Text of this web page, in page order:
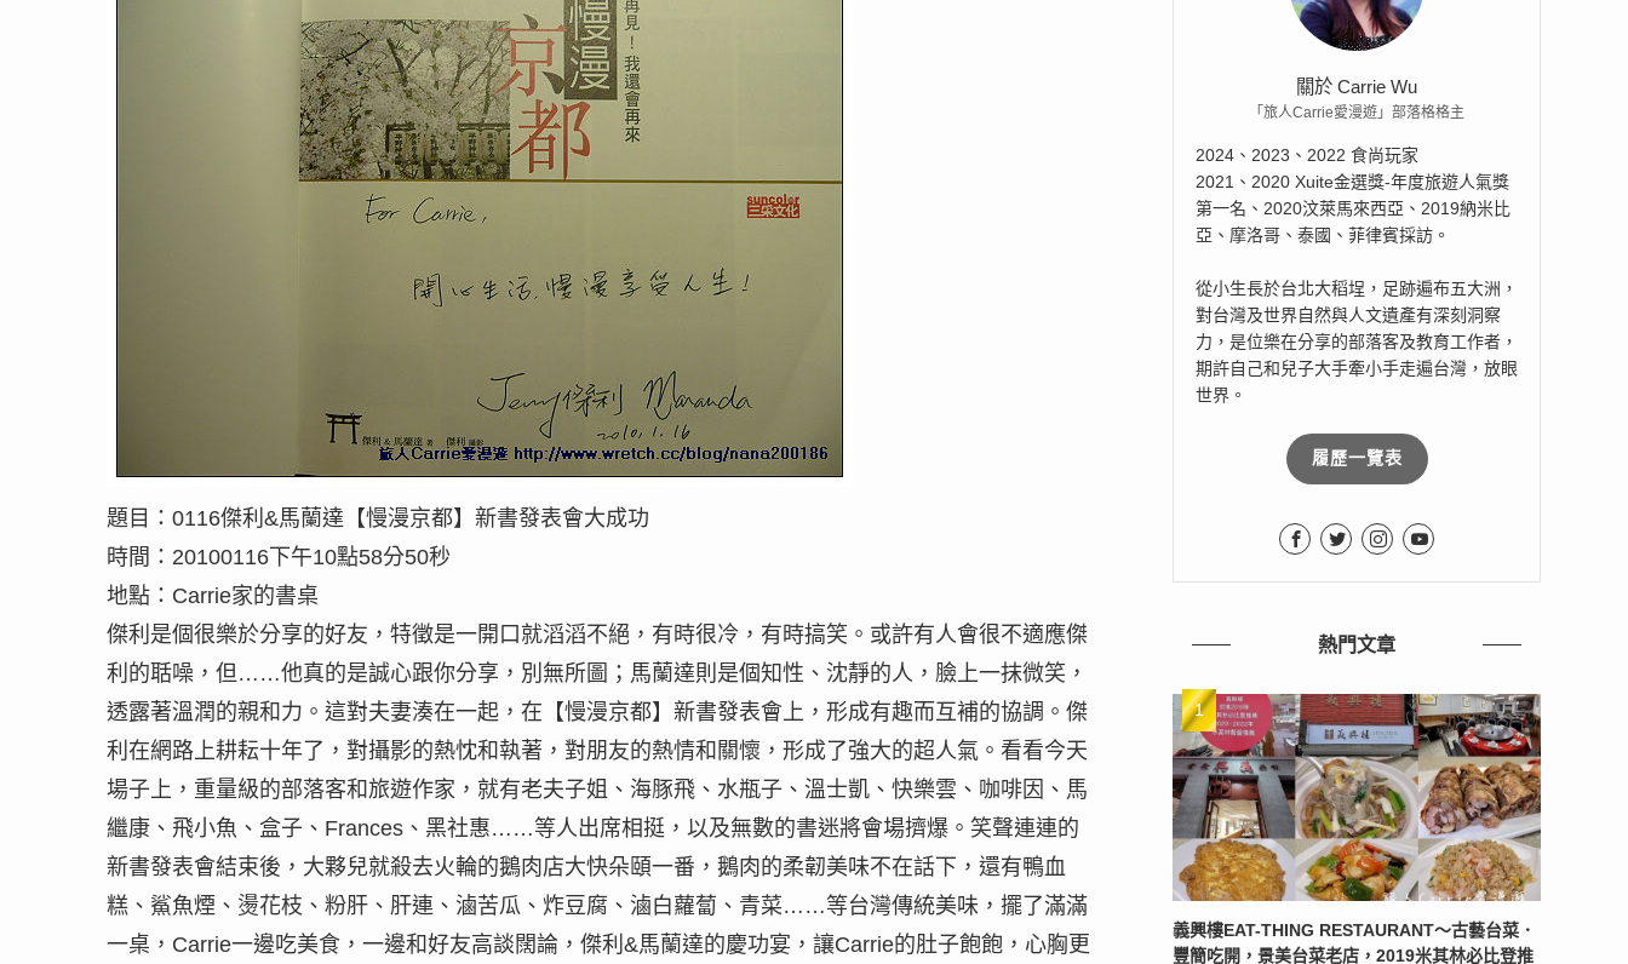
題目：0116傑利&馬蘭達【慢漫京都】新書發表會大成功
時間：20100116下午10點58分50秒
地點：Carrie家的書桌
傑利是個很樂於分享的好友，特徵是一開口就滔滔不絕，有時很冷，有時搞笑。或許有人會很不適應傑
利的聒噪，但……他真的是誠心跟你分享，別無所圖；馬蘭達則是個知性、沈靜的人，臉上一抹微笑，
透露著溫潤的親和力。這對夫妻湊在一起，在【慢漫京都】新書發表會上，形成有趣而互補的協調。傑
利在網路上耕耘十年了，對攝影的熱忱和執著，對朋友的熱情和關懷，形成了強大的超人氣。看看今天
場子上，重量級的部落客和旅遊作家，就有老夫子姐、海豚飛、水瓶子、溫士凱、快樂雲、咖啡因、馬
繼康、飛小魚、盒子、Frances、黑社惠……等人出席相挺，以及無數的書迷將會場擠爆。笑聲連連的
新書發表會結束後，大夥兒就殺去火輪的鵝肉店大快朵頤一番，鵝肉的柔韌美味不在話下，還有鴨血
糕、鯊魚煙、燙花枝、粉肝、肝連、滷苦瓜、炸豆腐、滷白蘿蔔、青菜……等台灣傳統美味，擺了滿滿
一桌，Carrie一邊吃美食，一邊和好友高談闊論，傑利&馬蘭達的慶功宴，讓Carrie的肚子飽飽，心胸更
關於 Carrie Wu
「旅人Carrie愛漫遊」部落格格主
2024、2023、2022 食尚玩家
2021、2020 Xuite金選獎-年度旅遊人氣獎
第一名、2020汶萊馬來西亞、2019納米比
亞、摩洛哥、泰國、菲律賓採訪。
從小生長於台北大稻埕，足跡遍布五大洲，
對台灣及世界自然與人文遺產有深刻洞察
力，是位樂在分享的部落客及教育工作者，
期許自己和兒子大手牽小手走遍台灣，放眼
世界。
履歷一覽表
熱門文章
義興樓EAT-THING RESTAURANT〜古藝台菜．
豐簡吃開，景美台菜老店，2019米其林必比登推